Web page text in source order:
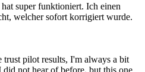
super funktioniert. Ich einen
welcher sofort korrigiert wurde.
pilot results, I'm always a bit
not hear of before, but this one